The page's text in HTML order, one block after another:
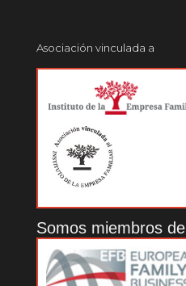
Asociación vinculada a
Somos miembros de